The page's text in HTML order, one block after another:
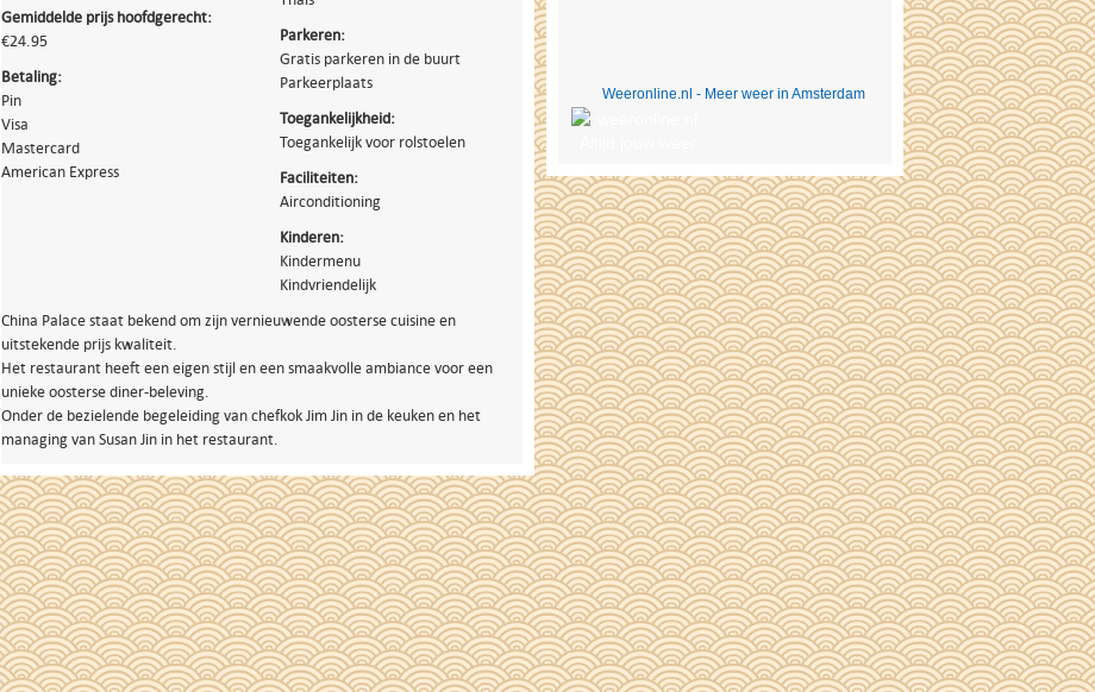
Gemiddelde prijs hoofdgerecht:
€24.95
Betaling:
Pin
Visa
Mastercard
American Express
Parkeren:
Gratis parkeren in de buurt
Parkeerplaats
Toegankelijkheid:
Toegankelijk voor rolstoelen
Faciliteiten:
Airconditioning
Kinderen:
Kindermenu
Kindvriendelijk
China Palace staat bekend om zijn vernieuwende oosterse cuisine en
uitstekende prijs kwaliteit.
Het restaurant heeft een eigen stijl en een smaakvolle ambiance voor een
unieke oosterse diner-beleving.
Onder de bezielende begeleiding van chefkok Jim Jin in de keuken en het
managing van Susan Jin in het restaurant.
Weeronline.nl - Meer weer in Amsterdam